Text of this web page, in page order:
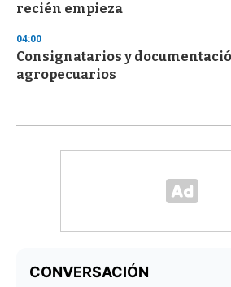
recién empieza
04:00
Consignatarios y
agropecuarios